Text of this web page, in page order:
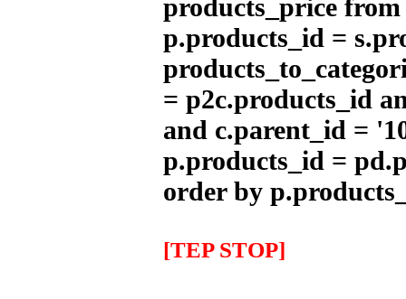
products_price
p.products_id =
= p2c.products_id
and c.parent_id =
p.products_id =
order by
[TEP STOP]